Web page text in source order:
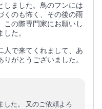
しました。鳥のフンには
くのも怖く、その後の雨
この際専門家にお願いし
た。
人で来てくれまして、あ
がとうございました。
した。 又のご依頼よろ